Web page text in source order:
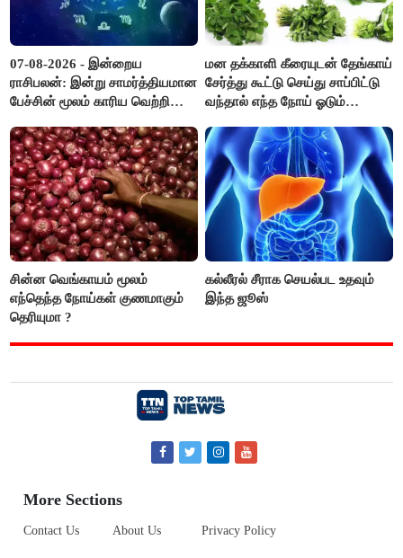
07-08-2026 - இன்றைய
ராசிபலன்: இன்று சாமர்த்தியமான
பேச்சின் மூலம் காரிய வெற்றி
பொறுப்புகளை ஒப்படைப்பதில்
கவனம் தேவை..!
மன தக்காளி கீரையுடன் தேங்காய்
சேர்த்து கூட்டு செய்து சாப்பிட்டு
வந்தால் எந்த நோய் ஓடும்
சின்ன வெங்காயம் மூலம்
எந்தெந்த நோய்கள் குணமாகும்
தெரியுமா ?
கல்லீரல் சீராக செயல்பட உதவும்
இந்த ஜூஸ்
More Sections
Contact Us About Us Privacy Policy